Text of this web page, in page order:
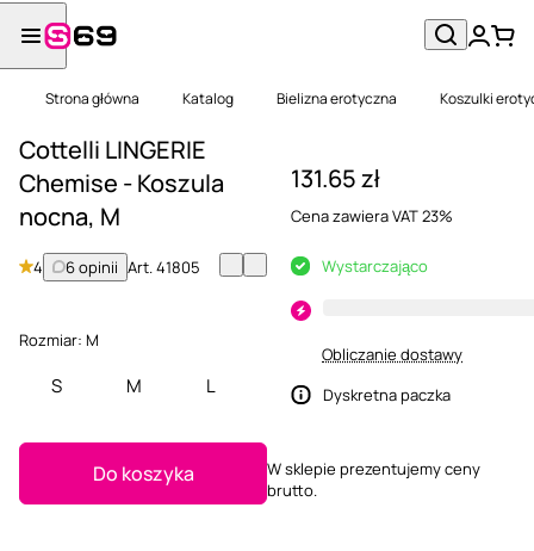
Strona główna Katalog Bielizna erotyczna Koszulki
Cottelli LINGERIE
Chemise - Koszula
nocna, M
4 6 opinii Art.41805
Rozmiar: M
S M L
Do koszyka
131.65 zł
Cena zawiera VAT 23%
Wystarczająco
Obliczanie dostawy
Dyskretna paczka
W sklepie prezentujemy ceny
brutto.